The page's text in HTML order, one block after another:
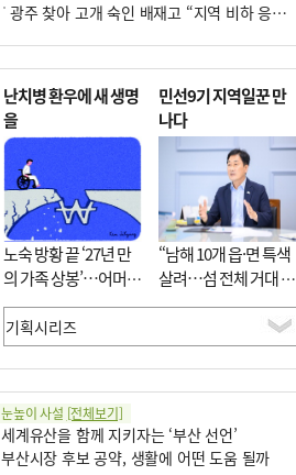
광주 찾아 고개 숙인 배재고 “지역 비하 응원 잘못”(종합)
난치병 환우에 새 생명
을
노숙 방황 끝 ‘27년 만
의 가족 상봉’…어머니
와 행복 꿈꿔
민선9기 지역일꾼 만
나다
“남해 10개 읍·면 특색
살려…섬 전체 거대 정
원으로 조성”
눈높이 사설 [전체보기]
세계유산을 함께 지키자는 ‘부산 선언’
부산시장 후보 공약, 생활에 어떤 도움 될까